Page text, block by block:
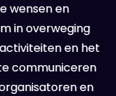
wensen en
in overweging
en het
communiceren
en